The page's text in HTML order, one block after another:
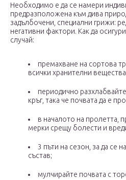
Необходимо е да се намери
предразположена към дива
задълбочени, специални грижи:
негативни фактори. Как да
случай:
премахване на сортова
всички хранителни
периодично
кръг, така че почвата да е
в началото на пролетта,
мерки срещу болести и
3 пъти на сезон, за да се
състав;
мулчирайте почвата с